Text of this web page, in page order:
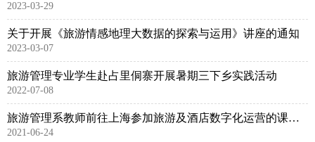
2023-03-29
关于开展《旅游情感地理大数据的探索与运用》讲座的通知
2023-03-07
旅游管理专业学生赴占里侗寨开展暑期三下乡实践活动
2022-07-08
旅游管理系教师前往上海参加旅游及酒店数字化运营的课程与实验室建设高级师资培训
2021-06-24